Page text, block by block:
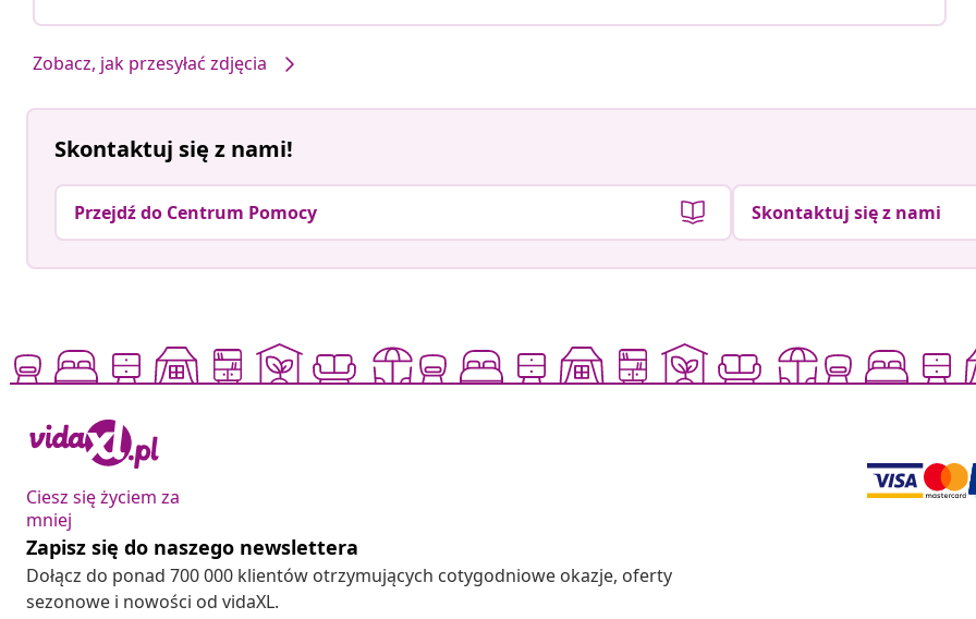
Zobacz, jak przesyłać zdjęcia
Skontaktuj się z nami!
Przejdź do Centrum Pomocy Skontaktuj się z nami
Ciesz się życiem za
mniej
Zapisz się do naszego newslettera
Dołącz do ponad 700 000 klientów otrzymujących cotygodniowe okazje, oferty
sezonowe i nowości od vidaXL.